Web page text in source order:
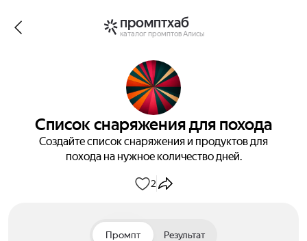
промптхаб
каталог промптов Алисы
Список снаряжения для похода
Создайте список снаряжения и продуктов для
похода на нужное количество дней.
2
Промпт Результат